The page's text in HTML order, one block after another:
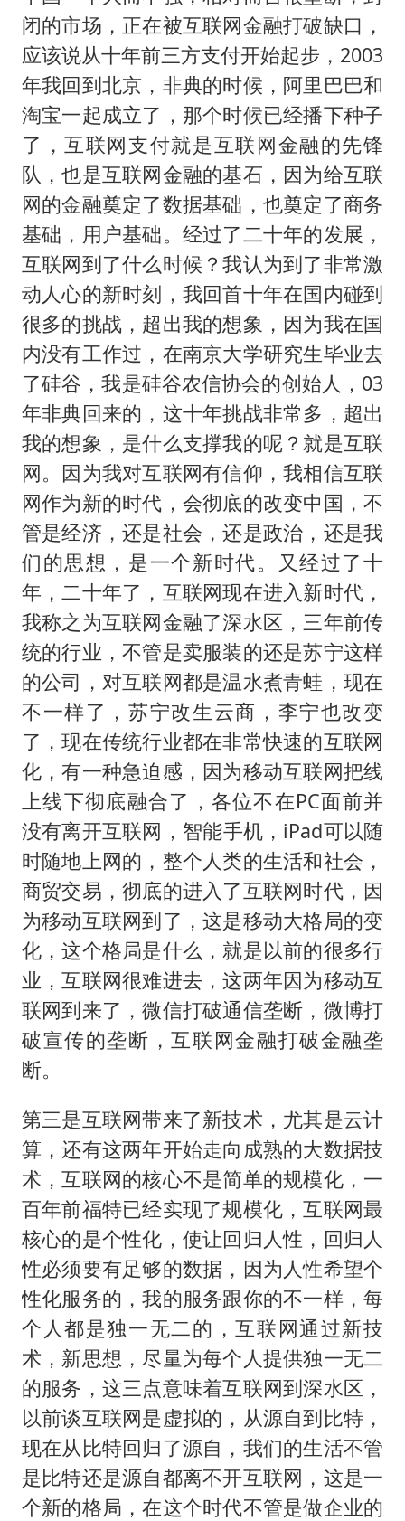
闭的市场，正在被互联网金融打破缺口，
应该说从十年前三方支付开始起步，2003
年我回到北京，非典的时候，阿里巴巴和
淘宝一起成立了，那个时候已经播下种子
了，互联网支付就是互联网金融的先锋
队，也是互联网金融的基石，因为给互联
网的金融奠定了数据基础，也奠定了商务
基础，用户基础。经过了二十年的发展，
互联网到了什么时候？我认为到了非常激
动人心的新时刻，我回首十年在国内碰到
很多的挑战，超出我的想象，因为我在国
内没有工作过，在南京大学研究生毕业去
了硅谷，我是硅谷农信协会的创始人，03
年非典回来的，这十年挑战非常多，超出
我的想象，是什么支撑我的呢？就是互联
网。因为我对互联网有信仰，我相信互联
网作为新的时代，会彻底的改变中国，不
管是经济，还是社会，还是政治，还是我
们的思想，是一个新时代。又经过了十
年，二十年了，互联网现在进入新时代，
我称之为互联网金融了深水区，三年前传
统的行业，不管是卖服装的还是苏宁这样
的公司，对互联网都是温水煮青蛙，现在
不一样了，苏宁改生云商，李宁也改变
了，现在传统行业都在非常快速的互联网
化，有一种急迫感，因为移动互联网把线
上线下彻底融合了，各位不在PC面前并
没有离开互联网，智能手机，iPad可以随
时随地上网的，整个人类的生活和社会，
商贸交易，彻底的进入了互联网时代，因
为移动互联网到了，这是移动大格局的变
化，这个格局是什么，就是以前的很多行
业，互联网很难进去，这两年因为移动互
联网到来了，微信打破通信垄断，微博打
破宣传的垄断，互联网金融打破金融垄
断。
第三是互联网带来了新技术，尤其是云计
算，还有这两年开始走向成熟的大数据技
术，互联网的核心不是简单的规模化，一
百年前福特已经实现了规模化，互联网最
核心的是个性化，使让回归人性，回归人
性必须要有足够的数据，因为人性希望个
性化服务的，我的服务跟你的不一样，每
个人都是独一无二的，互联网通过新技
术，新思想，尽量为每个人提供独一无二
的服务，这三点意味着互联网到深水区，
以前谈互联网是虚拟的，从源自到比特，
现在从比特回归了源自，我们的生活不管
是比特还是源自都离不开互联网，这是一
个新的格局，在这个时代不管是做企业的